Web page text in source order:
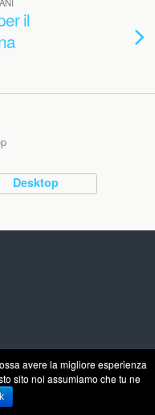
il
Desktop
avere la migliore esperienza
sito noi assumiamo che tu ne